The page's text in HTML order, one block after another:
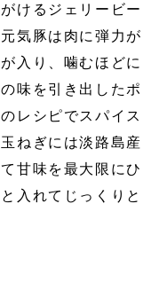
けるジェリービー
気豚は肉に弾力が
入り、噛むほどに
味を引き出したポ
レシピでスパイス
ねぎには淡路島産
甘味を最大限にひ
入れてじっくりと